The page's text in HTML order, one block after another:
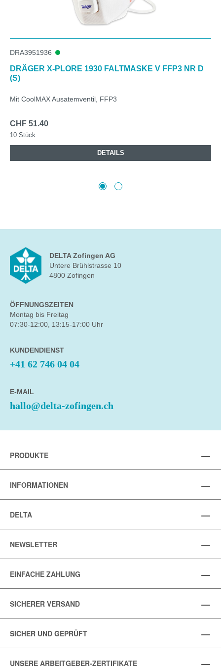
DRA3951936
DRÄGER X-PLORE 1930 FALTMASKE V FFP3 NR D
(S)
Mit CoolMAX Ausatemventil, FFP3
CHF 51.40
10 Stück
DETAILS
DELTA Zofingen AG
Untere Brühlstrasse 10
4800 Zofingen
ÖFFNUNGSZEITEN
Montag bis Freitag
07:30-12:00, 13:15-17:00 Uhr
KUNDENDIENST
+41 62 746 04 04
E-MAIL
hallo@delta-zofingen.ch
PRODUKTE
INFORMATIONEN
DELTA
NEWSLETTER
EINFACHE ZAHLUNG
SICHERER VERSAND
SICHER UND GEPRÜFT
UNSERE ARBEITGEBER-ZERTIFIKATE